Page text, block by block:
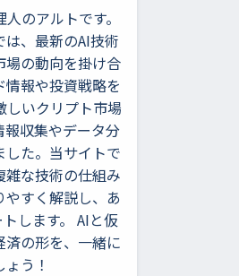
のアルトです。
、最新のAI技術
場の動向を掛け合
報や投資戦略を
しいクリプト市場
報収集やデータ分
た。当サイトで
雑な技術の仕組み
すく解説し、あ
します。 AIと仮
の形を、一緒に
う！